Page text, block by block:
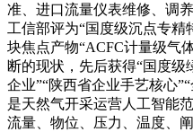
准、进口流量仪表维修、调
工信部评为“国度级沉点专精
块焦点产物“ACFC计量级气
断的现状，先后获得“国度级
企业”“陕西省企业手艺核心
是天然气开采运营人工智能
流量、物位、压力、温度、阐